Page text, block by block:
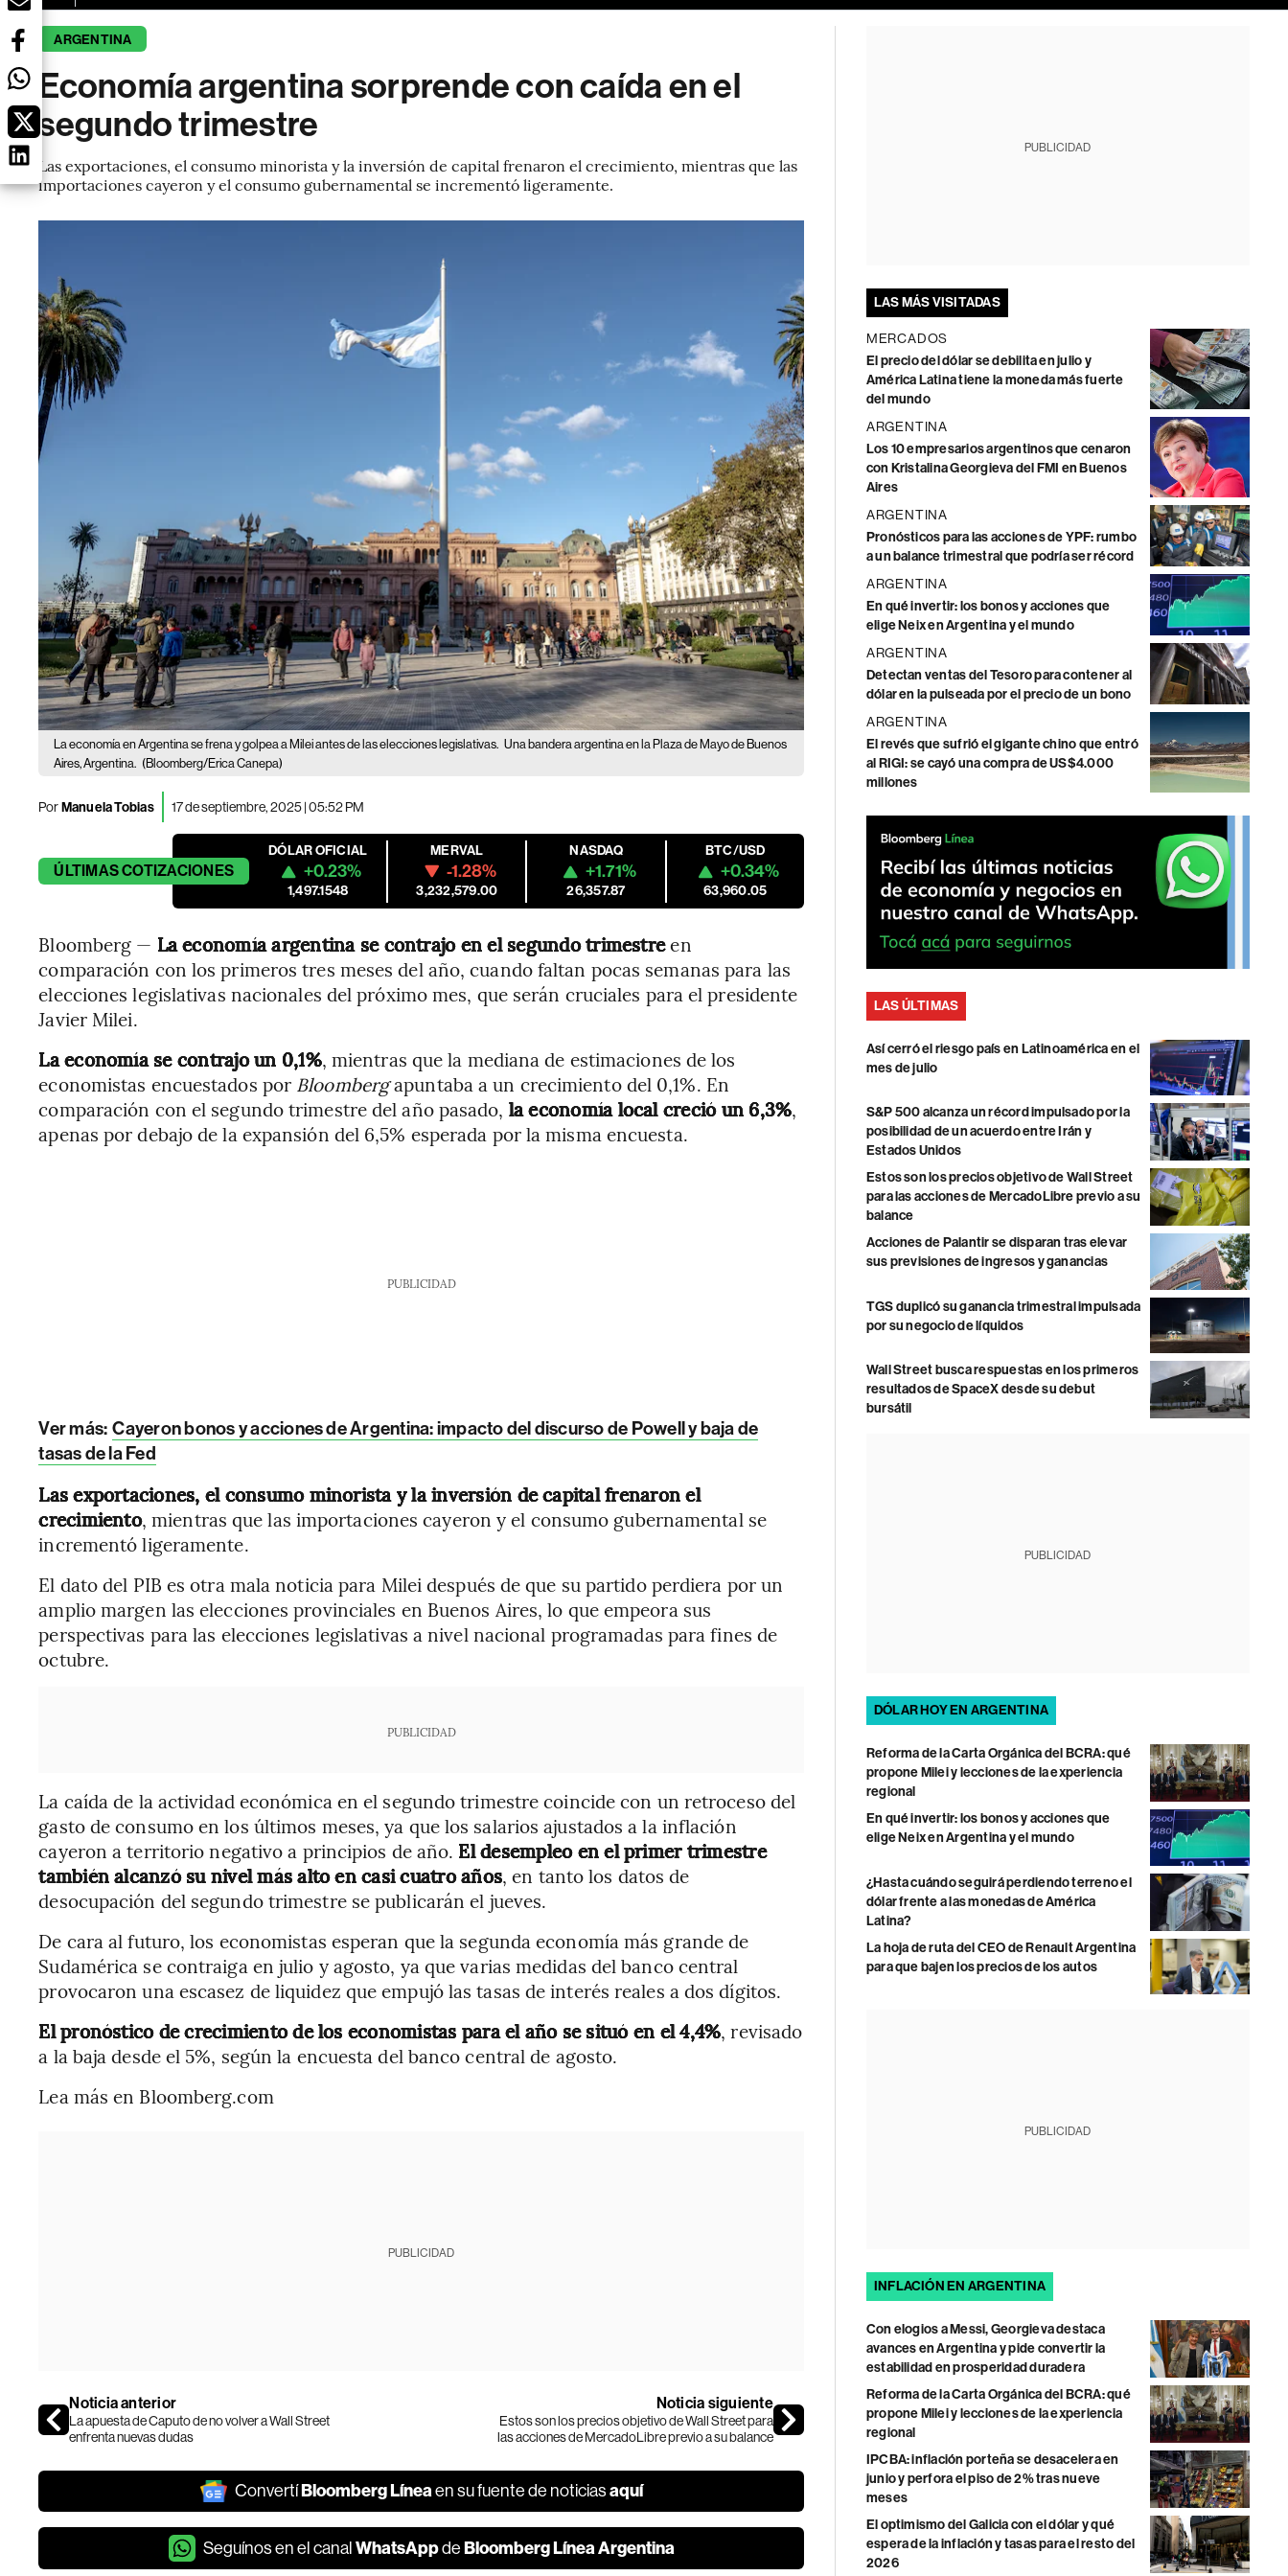
ARGENTINA
Economía argentina sorprende con caída en el
segundo trimestre
Las exportaciones, el consumo minorista y la inversión de capital frenaron el crecimiento, mientras que las
importaciones cayeron y el consumo gubernamental se incrementó ligeramente.
La economía en Argentina se frena y golpea a Milei antes de las elecciones legislativas. Una bandera argentina en la Plaza de Mayo de Buenos
Aires, Argentina. (Bloomberg/Erica Canepa)
PorManuela Tobias 17 de septiembre, 2025 | 05:52 PM
ÚLTIMASCOTIZACIONES
DÓLAR OFICIAL
+0.23%
1,497.1548
MERVAL
-1.28%
3,232,579.00
NASDAQ
+1.71%
26,357.87
BTC/USD
+0.34%
63,960.05
Bloomberg — La economía argentina se contrajo en el segundo trimestreen
comparación con los primeros tres meses del año, cuando faltan pocas semanas para las
elecciones legislativas nacionales del próximo mes, que serán cruciales para el presidente
Javier Milei.
La economía se contrajo un 0,1%, mientras que la mediana de estimaciones de los
economistas encuestados por Bloombergapuntaba a un crecimiento del 0,1%. En
comparación con el segundo trimestre del año pasado, la economía local creció un 6,3%,
apenas por debajo de la expansión del 6,5% esperada por la misma encuesta.
PUBLICIDAD
Ver más: Cayeron bonos y acciones de Argentina: impacto del discurso de Powell y baja de
tasas de la Fed
Las exportaciones, el consumo minorista y la inversión de capital frenaron el
crecimiento, mientras que las importaciones cayeron y el consumo gubernamental se
incrementó ligeramente.
El dato del PIB es otra mala noticia para Milei después de que su partido perdiera por un
amplio margen las elecciones provinciales en Buenos Aires, lo que empeora sus
perspectivas para las elecciones legislativas a nivel nacional programadas para fines de
octubre.
PUBLICIDAD
La caída de la actividad económica en el segundo trimestre coincide con un retroceso del
gasto de consumo en los últimos meses, ya que los salarios ajustados a la inflación
cayeron a territorio negativo a principios de año. El desempleo en el primer trimestre
también alcanzó su nivel más alto en casi cuatro años, en tanto los datos de
desocupación del segundo trimestre se publicarán el jueves.
De cara al futuro, los economistas esperan que la segunda economía más grande de
Sudamérica se contraiga en julio y agosto, ya que varias medidas del banco central
provocaron una escasez de liquidez que empujó las tasas de interés reales a dos dígitos.
El pronóstico de crecimiento de los economistas para el año se situó en el 4,4%, revisado
a la baja desde el 5%, según la encuesta del banco central de agosto.
Lea más en Bloomberg.com
PUBLICIDAD
Noticia anterior
La apuesta de Caputo de no volver a Wall Street
enfrenta nuevas dudas
Noticia siguiente
Estos son los precios objetivo de Wall Street para
las acciones de MercadoLibre previo a su balance
ConvertíBloomberg Líneaen su fuente de noticiasaquí
Seguínos en el canal WhatsAppde Bloomberg Línea Argentina
PUBLICIDAD
LAS MÁS VISITADAS
MERCADOS
El precio del dólar se debilita en julio y
América Latina tiene la moneda más fuerte
del mundo
ARGENTINA
Los 10 empresarios argentinos que cenaron
con Kristalina Georgieva del FMI en Buenos
Aires
ARGENTINA
Pronósticos para las acciones de YPF: rumbo
a un balance trimestral que podría ser récord
ARGENTINA
En qué invertir: los bonos y acciones que
elige Neix en Argentina y el mundo
ARGENTINA
Detectan ventas del Tesoro para contener al
dólar en la pulseada por el precio de un bono
ARGENTINA
El revés que sufrió el gigante chino que entró
al RIGI: se cayó una compra de US$4.000
millones
LAS ÚLTIMAS
Así cerró el riesgo país en Latinoamérica en el
mes de julio
S&P 500 alcanza un récord impulsado por la
posibilidad de un acuerdo entre Irán y
Estados Unidos
Estos son los precios objetivo de Wall Street
para las acciones de MercadoLibre previo a su
balance
Acciones de Palantir se disparan tras elevar
sus previsiones de ingresos y ganancias
TGS duplicó su ganancia trimestral impulsada
por su negocio de líquidos
Wall Street busca respuestas en los primeros
resultados de SpaceX desde su debut
bursátil
PUBLICIDAD
DÓLAR HOY EN ARGENTINA
Reforma de la Carta Orgánica del BCRA: qué
propone Milei y lecciones de la experiencia
regional
En qué invertir: los bonos y acciones que
elige Neix en Argentina y el mundo
¿Hasta cuándo seguirá perdiendo terreno el
dólar frente a las monedas de América
Latina?
La hoja de ruta del CEO de Renault Argentina
para que bajen los precios de los autos
PUBLICIDAD
INFLACIÓN EN ARGENTINA
Con elogios a Messi, Georgieva destaca
avances en Argentina y pide convertir la
estabilidad en prosperidad duradera
Reforma de la Carta Orgánica del BCRA: qué
propone Milei y lecciones de la experiencia
regional
IPCBA: inflación porteña se desacelera en
junio y perfora el piso de 2% tras nueve
meses
El optimismo del Galicia con el dólar y qué
espera de la inflación y tasas para el resto del
2026